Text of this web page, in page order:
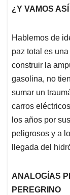
¿Y VAMOS
Hablemos de
paz total es
construir la
gasolina, no
sumar un
carros
los años por
peligrosos y a
llegada del
ANALOGÍAS
PEREGRINO